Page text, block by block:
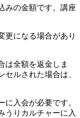
みの金額です。講座
更になる場合があり
は全額を返金しま
ルされた場合は、
入会が必要です。
うりカルチャーに入